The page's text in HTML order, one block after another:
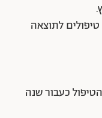
לתוצאה
על הטיפול כעבור שנה